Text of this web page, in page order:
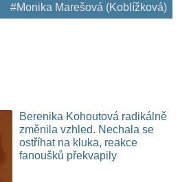
#Monika Marešová (Koblížková)
Berenika Kohoutová radikálně
změnila vzhled. Nechala se
ostříhat na kluka, reakce
fanoušků překvapily